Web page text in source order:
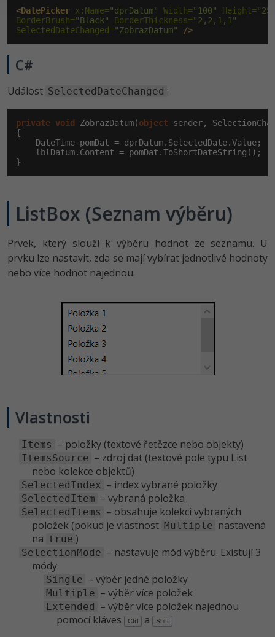
<DatePicker x:Name="dprDatum" Width="100" Height=
BorderBrush="Black" BorderThickness="2,2,1,1"
SelectedDateChanged="ZobrazDatum" />
C#
Událost SelectedDateChanged :
private void ZobrazDatum(object sender,
{
    DateTime pomDat = dprDatum.SelectedDate.Value;
    lblDatum.Content = pomDat.ToShortDateString();
}
ListBox (Seznam výběru)
Prvek, který slouží k výběru hodnot ze seznamu. U
prvku lze nastavit, zda se mají vybírat jednotlivé hodnoty
nebo více hodnot najednou.
Vlastnosti
Items – položky (textové řetězce nebo objekty)
ItemsSource – zdroj dat (textové pole typu List
nebo kolekce objektů)
SelectedIndex – index vybrané položky
SelectedItem – vybraná položka
SelectedItems – obsahuje kolekci vybraných
položek (pokud je vlastnost Multiple nastavená
na true )
SelectionMode – nastavuje mód výběru. Existují 3
módy:
Single – výběr jedné položky
Multiple – výběr více položek
Extended – výběr více položek najednou
pomocí kláves
Ctrl a Shift